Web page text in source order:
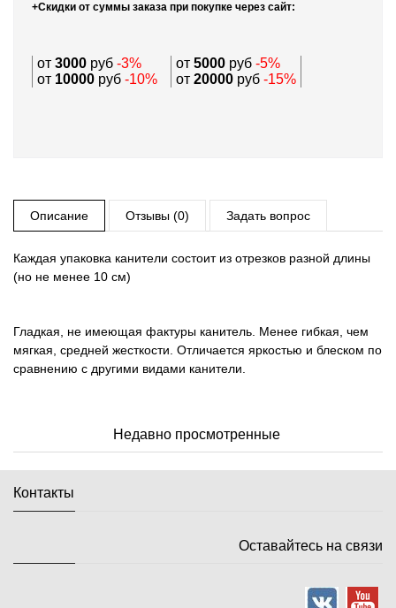
+Скидки от суммы заказа при покупке через сайт:
от 3000 руб -3% от 5000 руб -5%
от 10000 руб -10% от 20000 руб -15%
Описание Отзывы (0) Задать вопрос
Каждая упаковка канители состоит из отрезков разной длины
(но не менее 10 см)
Гладкая, не имеющая фактуры канитель. Менее гибкая, чем
мягкая, средней жесткости. Отличается яркостью и блеском по
сравнению с другими видами канители.
Недавно просмотренные
Контакты
Оставайтесь на связи